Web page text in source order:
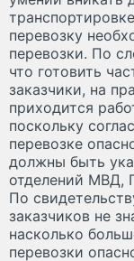
перевозку
перевозки. По
что готовить
заказчики, на
приходится
поскольку
перевозке
должны быть
отделений МВД,
По
заказчиков не
насколько
перевозки